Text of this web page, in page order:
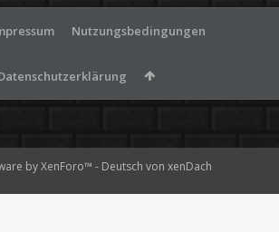
Nutzungsbedingungen
by XenForo™ - Deutsch von xenDach